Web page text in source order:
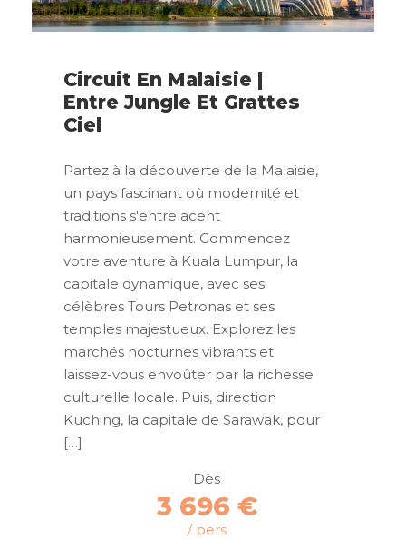
Circuit En Malaisie |
Entre Jungle Et Grattes
Ciel
Partez à la découverte de la Malaisie,
un pays fascinant où modernité et
traditions s'entrelacent
harmonieusement. Commencez
votre aventure à Kuala Lumpur, la
capitale dynamique, avec ses
célèbres Tours Petronas et ses
temples majestueux. Explorez les
marchés nocturnes vibrants et
laissez-vous envoûter par la richesse
culturelle locale. Puis, direction
Kuching, la capitale de Sarawak, pour
[…]
Dès
3 696 €
/ pers